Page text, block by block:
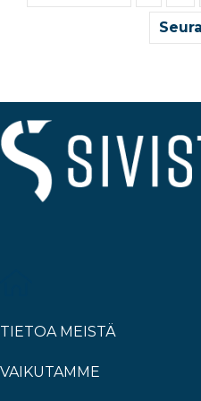
TIETOA MEISTÄ
VAIKUTAMME